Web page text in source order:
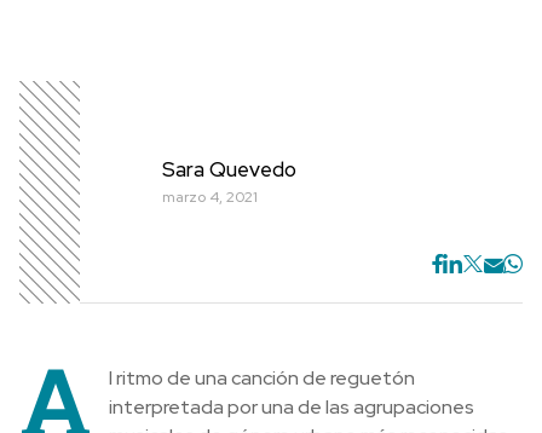
Sara Quevedo
marzo 4, 2021
A
l ritmo de una canción de reguetón
interpretada por una de las agrupaciones